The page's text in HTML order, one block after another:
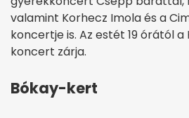
valamint Korhecz Imola és a
koncertje is. Az estét 19 órától a
koncert zárja.
Bókay-kert